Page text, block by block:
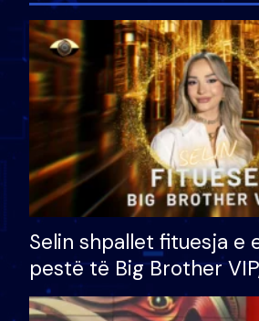
Selin shpallet fituesja e
pestë të Big Brother
çmimin e madh prej